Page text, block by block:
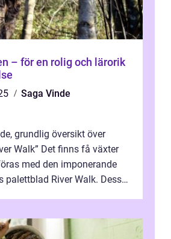
– för en rolig och lärorik
Saga Vinde
grundlig översikt över
Walk” Det finns få växter
med den imponerande
palettblad River Walk. Dess